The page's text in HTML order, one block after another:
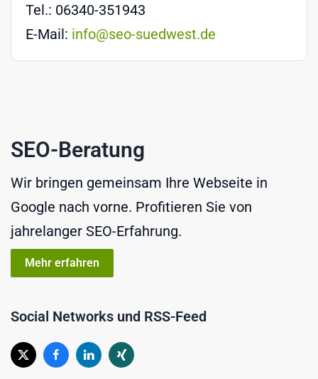
Tel.: 06340-351943
E-Mail: info@seo-suedwest.de
SEO-Beratung
Wir bringen gemeinsam Ihre Webseite in
Google nach vorne. Profitieren Sie von
jahrelanger SEO-Erfahrung.
Mehr erfahren
Social Networks und RSS-Feed